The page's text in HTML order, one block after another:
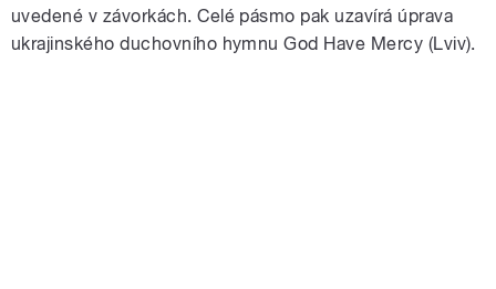
uvedené v závorkách. Celé pásmo pak uzavírá úprava
ukrajinského duchovního hymnu God Have Mercy (Lviv).